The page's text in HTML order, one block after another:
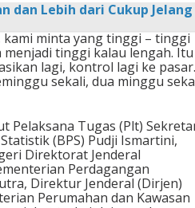
dan Lebih dari Cukup Jelang
minta yang tinggi – tinggi
tinggi kalau lengah. Itu
lagi, kontrol lagi ke pasar.
sekali, dua minggu
Pelaksana Tugas (Plt)
(BPS) Pudji Ismartini,
Direktorat Jenderal
Perdagangan
Direktur Jenderal (Dirjen)
Perumahan dan Kawasan